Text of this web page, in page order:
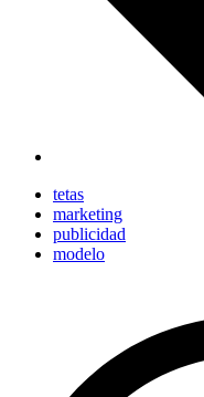
tetas
marketing
publicidad
modelo